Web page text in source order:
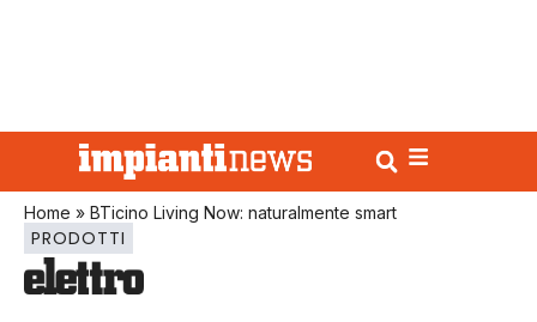
Home » BTicino Living Now: naturalmente smart
PRODOTTI